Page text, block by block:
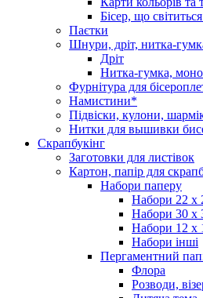
Бісер, що
Паєтки
Шнури, дріт, нитка-
Дріт
Нитка-гумка,
Фурнітура для
Намистини*
Підвіски, кулони,
Нитки для вышивки
Скрапбукінг
Заготовки для листівок
Картон, папір для
Набори паперу
Набори 22 х
Набори 30 х
Набори 12 х
Набори інші
Пергаментний
Флора
Розводи,